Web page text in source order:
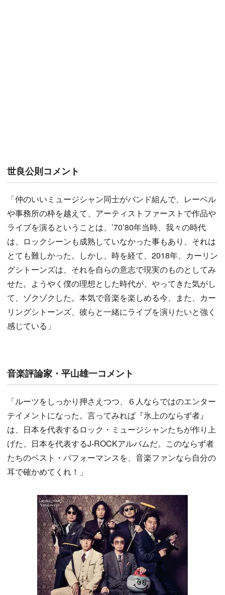
世良公則コメント
「仲のいいミュージシャン同士がバンド組んで、レーベル
や事務所の枠を越えて、アーティストファーストで作品や
ライブを演るということは、’70’80年当時、我々の時代
は、ロックシーンも成熟していなかった事もあり、それは
とても難しかった。しかし、時を経て、2018年、カーリン
グシトーンズは、それを自らの意志で現実のものとしてみ
せた。ようやく僕の理想とした時代が、やってきた気がし
て、ゾクゾクした。本気で音楽を楽しめる今、また、カー
リングシトーンズ、彼らと一緒にライブを演りたいと強く
感じている」
音楽評論家・平山雄一コメント
「ルーツをしっかり押さえつつ、６人ならではのエンター
テイメントになった。言ってみれば『氷上のならず者』
は、日本を代表するロック・ミュージシャンたちが作り上
げた、日本を代表するJ-ROCKアルバムだ。このならず者
たちのベスト・パフォーマンスを、音楽ファンなら自分の
耳で確かめてくれ！」